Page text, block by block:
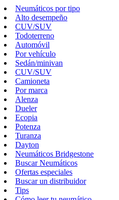
Neumáticos por tipo
Alto desempeño
CUV/SUV
Todoterreno
Automóvil
Por vehículo
Sedán/minivan
CUV/SUV
Camioneta
Por marca
Alenza
Dueler
Ecopia
Potenza
Turanza
Dayton
Neumáticos Bridgestone
Buscar Neumáticos
Ofertas especiales
Buscar un distribuidor
Tips